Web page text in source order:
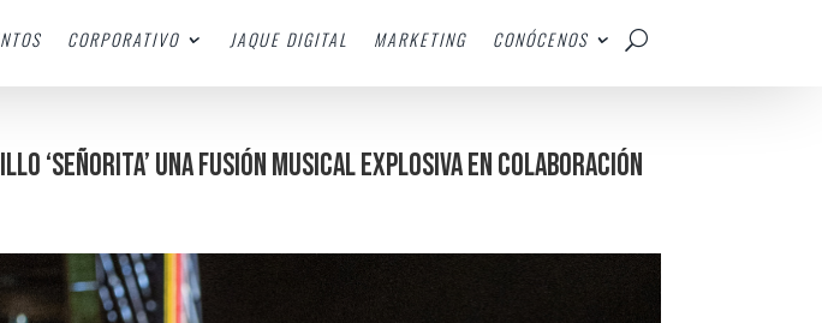
CORPORATIVO JAQUE DIGITAL MARKETING CONÓCENOS
‘Señorita’ una fusión musical explosiva en colaboración